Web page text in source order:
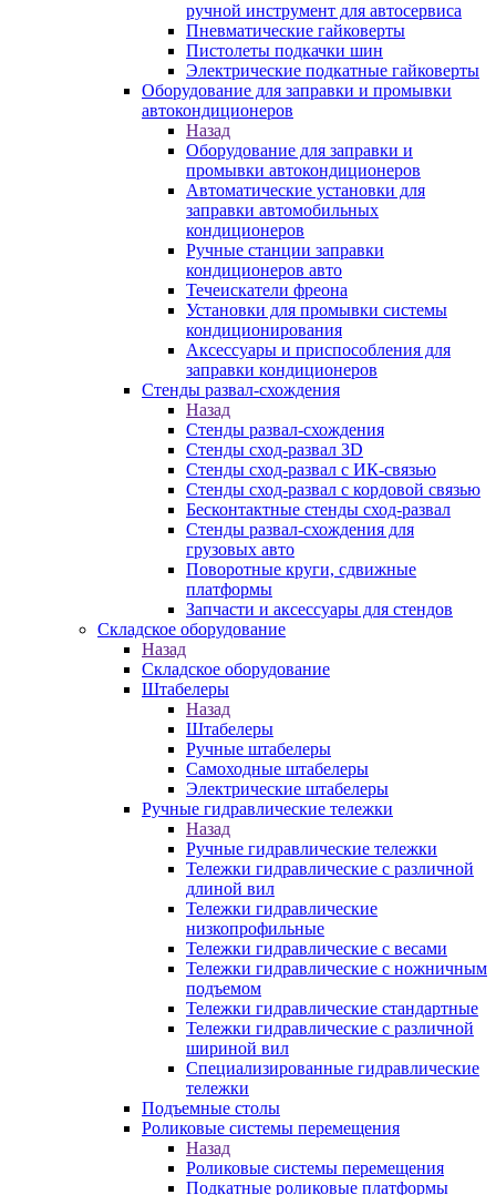
ручной инструмент для автосервиса
Пневматические гайковерты
Пистолеты подкачки шин
Электрические подкатные гайковерты
Оборудование для заправки и промывки
автокондиционеров
Назад
Оборудование для заправки и
промывки автокондиционеров
Автоматические установки для
заправки автомобильных
кондиционеров
Ручные станции заправки
кондиционеров авто
Течеискатели фреона
Установки для промывки системы
кондиционирования
Аксессуары и приспособления для
заправки кондиционеров
Стенды развал-схождения
Назад
Стенды развал-схождения
Стенды сход-развал 3D
Стенды сход-развал с ИК-связью
Стенды сход-развал с кордовой связью
Бесконтактные стенды сход-развал
Стенды развал-схождения для
грузовых авто
Поворотные круги, сдвижные
платформы
Запчасти и аксессуары для стендов
Складское оборудование
Назад
Складское оборудование
Штабелеры
Назад
Штабелеры
Ручные штабелеры
Самоходные штабелеры
Электрические штабелеры
Ручные гидравлические тележки
Назад
Ручные гидравлические тележки
Тележки гидравлические с различной
длиной вил
Тележки гидравлические
низкопрофильные
Тележки гидравлические с весами
Тележки гидравлические с ножничным
подъемом
Тележки гидравлические стандартные
Тележки гидравлические с различной
шириной вил
Специализированные гидравлические
тележки
Подъемные столы
Роликовые системы перемещения
Назад
Роликовые системы перемещения
Подкатные роликовые платформы